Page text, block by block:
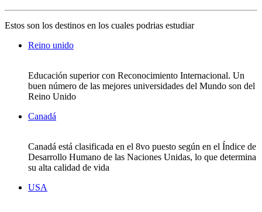
Estos son los destinos en los cuales podrias estudiar
Reino unido
Educación superior con Reconocimiento Internacional. Un
buen número de las mejores universidades del Mundo son del
Reino Unido
Canadá
Canadá está clasificada en el 8vo puesto según en el Índice de
Desarrollo Humano de las Naciones Unidas, lo que determina
su alta calidad de vida
USA